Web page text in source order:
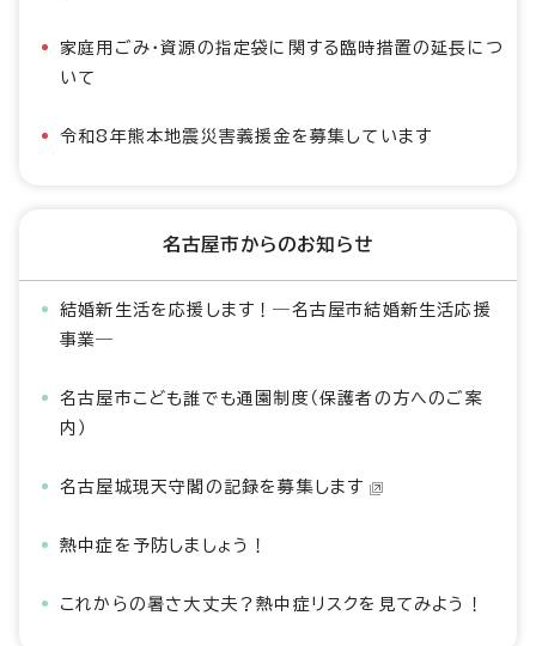
家庭用ごみ・資源の指定袋に関する臨時措置の延長につ
いて
令和8年熊本地震災害義援金を募集しています
名古屋市からのお知らせ
結婚新生活を応援します！―名古屋市結婚新生活応援
事業―
名古屋市こども誰でも通園制度（保護者の方へのご案
内）
名古屋城現天守閣の記録を募集します
熱中症を予防しましょう！
これからの暑さ大丈夫？熱中症リスクを見てみよう！